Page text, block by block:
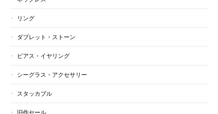
リング
ダブレット・ストーン
ピアス・イヤリング
シーグラス・アクセサリー
スタッカブル
旧作セール